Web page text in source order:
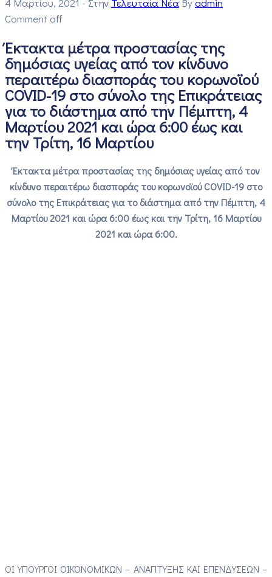
Comment off
Έκτακτα μέτρα προστασίας της
δημόσιας υγείας από τον κίνδυνο
περαιτέρω διασποράς του κορωνοϊού
COVID-19 στο σύνολο της Επικράτειας
για το διάστημα από την Πέμπτη, 4
Μαρτίου 2021 και ώρα 6:00 έως και
την Τρίτη, 16 Μαρτίου
Έκτακτα μέτρα προστασίας της δημόσιας υγείας από τον
κίνδυνο περαιτέρω διασποράς του κορωνοϊού COVID-19 στο
σύνολο της Επικράτειας για το διάστημα από την Πέμπτη, 4
Μαρτίου 2021 και ώρα 6:00 έως και την Τρίτη, 16 Μαρτίου
2021 και ώρα 6:00.
ΟΙ ΥΠΟΥΡΓΟΙ ΟΙΚΟΝΟΜΙΚΩΝ – ΑΝΑΠΤΥΞΗΣ ΚΑΙ ΕΠΕΝΔΥΣΕΩΝ –